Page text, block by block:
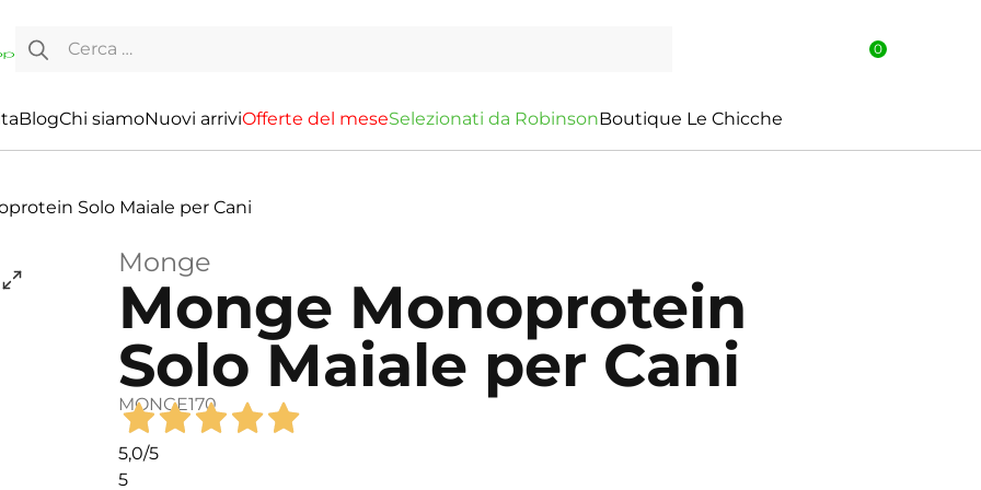
Ricerca per:
0
BlogChi siamoNuovi arriviOfferte del meseSelezionati da RobinsonBoutique Le Chicche
Solo Maiale per Cani
Monge
Monge Monoprotein
Solo Maiale per Cani
MONGE170
5,0/5
5